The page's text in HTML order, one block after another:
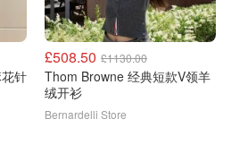
£508.50 £1130.00
Thom Browne 经典短款V领羊
绒开衫
Bernardelli Store